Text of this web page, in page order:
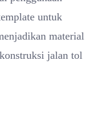
untuk
material
jalan tol